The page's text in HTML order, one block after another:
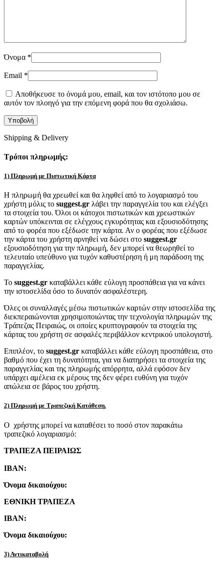
Όνομα *
Email *
Αποθήκευσε το όνομά μου, email, και τον ιστότοπο μου σε
αυτόν τον πλοηγό για την επόμενη φορά που θα σχολιάσω.
Shipping & Delivery
Τρόποι πληρωμής:
1) Πληρωμή με Πιστωτική Κάρτα
Η πληρωμή θα χρεωθεί και θα ληφθεί από το λογαριασμό του
χρήστη μόλις το suggest.gr λάβει την παραγγελία του και ελέγξει
τα στοιχεία του. Όλοι οι κάτοχοι πιστωτικών και χρεωστικών
καρτών υπόκεινται σε ελέγχους εγκυρότητας και εξουσιοδότησης
από το φορέα που εξέδωσε την κάρτα. Αν ο φορέας που εξέδωσε
την κάρτα του χρήστη αρνηθεί να δώσει στο suggest.gr
εξουσιοδότηση για την πληρωμή, δεν μπορεί να θεωρηθεί το
τελευταίο υπεύθυνο για τυχόν καθυστέρηση ή μη παράδοση της
παραγγελίας.
Το suggest.gr καταβάλλει κάθε εύλογη προσπάθεια για να κάνει
την ιστοσελίδα όσο το δυνατόν ασφαλέστερη.
Όλες οι συναλλαγές μέσω πιστωτικών καρτών στην ιστοσελίδα της
διεκπεραιώνονται χρησιμοποιώντας την τεχνολογία πληρωμών της
Τράπεζας Πειραιώς, οι οποίες κρυπτογραφούν τα στοιχεία της
κάρτας του χρήστη σε ασφαλές περιβάλλον κεντρικού υπολογιστή.
Επιπλέον, το suggest.gr καταβάλλει κάθε εύλογη προσπάθεια, στο
βαθμό που έχει τη δυνατότητα, για να διατηρήσει τα στοιχεία της
παραγγελίας και της πληρωμής απόρρητα, αλλά εφόσον δεν
υπάρχει αμέλεια εκ μέρους της δεν φέρει ευθύνη για τυχόν
απώλεια σε βάρος του χρήστη.
2) Πληρωμή με Τραπεζική Κατάθεση.
Ο χρήστης μπορεί να καταθέσει το ποσό στον παρακάτω
τραπεζικό λογαριασμό:
ΤΡΑΠΕΖΑ ΠΕΙΡΑΙΩΣ
IBAN:
Όνομα δικαιούχου:
ΕΘΝΙΚΗ ΤΡΑΠΕΖΑ
IBAN:
Όνομα δικαιούχου:
3) Αντικαταβολή